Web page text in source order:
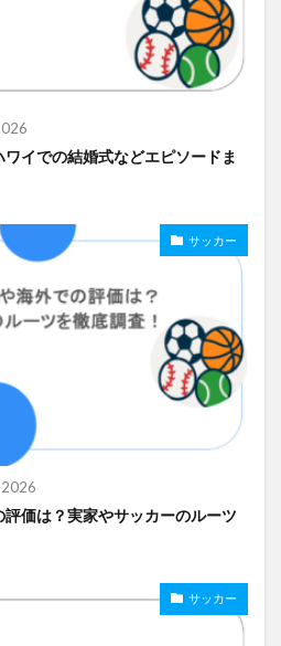
イでの結婚式などエピソードま
サッカー
価は？実家やサッカーのルーツ
サッカー